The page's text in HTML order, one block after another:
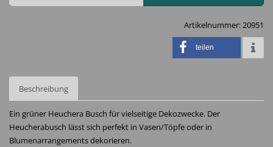
Artikelnummer:20951
teilen
Beschreibung
Ein grüner Heuchera Busch für vielseitige Dekozwecke. Der
Heucherabusch lässt sich perfekt in Vasen/Töpfe oder in
Blumenarrangements dekorieren.